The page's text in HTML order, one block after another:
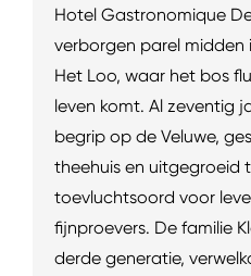
Hotel Gastronomique
verborgen parel midden
Het Loo, waar het bos
leven komt. Al zeventig
begrip op de Veluwe,
theehuis en uitgegroeid
toevluchtsoord voor
fijnproevers. De familie
derde generatie,